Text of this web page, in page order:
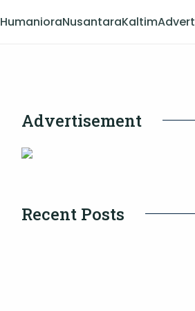
HumanioraNusantaraKaltim
Advertisement
Recent Posts